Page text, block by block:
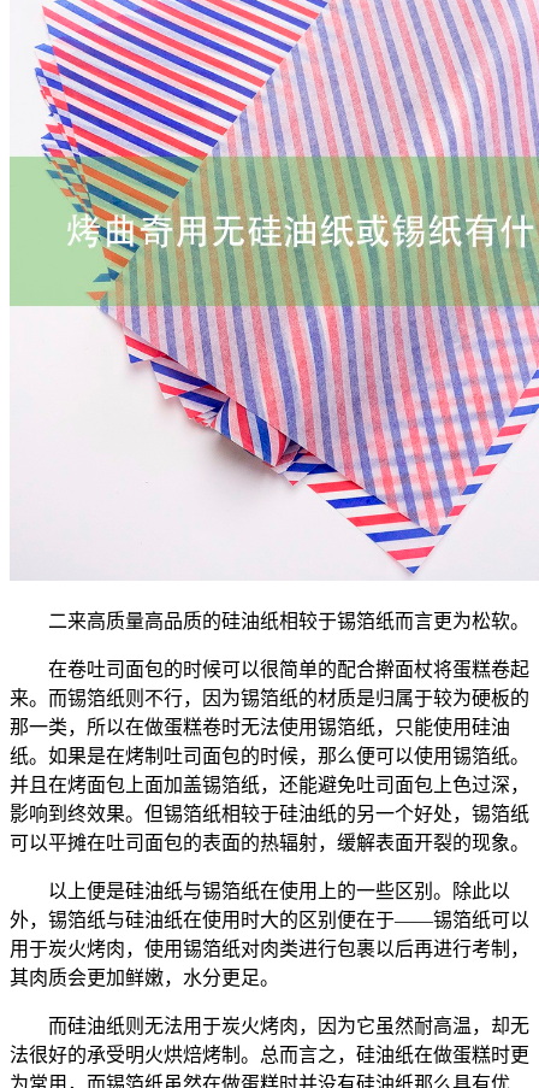
二来高质量高品质的硅油纸相较于锡箔纸而言更为松软。
在卷吐司面包的时候可以很简单的配合擀面杖将蛋糕卷起
来。而锡箔纸则不行，因为锡箔纸的材质是归属于较为硬板的
那一类，所以在做蛋糕卷时无法使用锡箔纸，只能使用硅油
纸。如果是在烤制吐司面包的时候，那么便可以使用锡箔纸。
并且在烤面包上面加盖锡箔纸，还能避免吐司面包上色过深，
影响到终效果。但锡箔纸相较于硅油纸的另一个好处，锡箔纸
可以平摊在吐司面包的表面的热辐射，缓解表面开裂的现象。
以上便是硅油纸与锡箔纸在使用上的一些区别。除此以
外，锡箔纸与硅油纸在使用时大的区别便在于——锡箔纸可以
用于炭火烤肉，使用锡箔纸对肉类进行包裹以后再进行考制，
其肉质会更加鲜嫩，水分更足。
而硅油纸则无法用于炭火烤肉，因为它虽然耐高温，却无
法很好的承受明火烘焙烤制。总而言之，硅油纸在做蛋糕时更
为常用，而锡箔纸虽然在做蛋糕时并没有硅油纸那么具有优